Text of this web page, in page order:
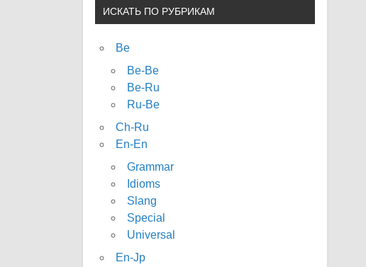
ИСКАТЬ ПО РУБРИКАМ
Be
Be-Be
Be-Ru
Ru-Be
Ch-Ru
En-En
Grammar
Idioms
Slang
Special
Universal
En-Jp